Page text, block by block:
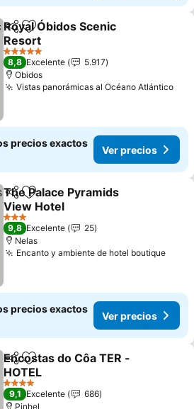
CompartirAgregar a favoritos
Royal Óbidos Scenic
Resort
5 Estrellas
8,8 Excelente
5.917
Obidos
Vistas panorámicas al Océano Atlántico
precios exactos
Ver precios
Compartir
Agregar a favoritos
The Palace Pyramids
View Hotel
3 Estrellas
9,8 Excelente
25
Nelas
Encanto y ambiente de hotel boutique
precios exactos
Ver precios
CompartirAgregar a favoritos
Encostas do Côa TER -
HOTEL
4 Estrellas
9,1 Excelente
686
Pinhel